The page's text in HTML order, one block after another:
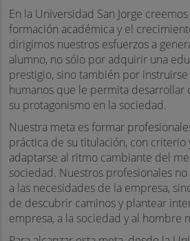
En la Universidad San Jorge
formación académica y el
dirigimos nuestros esfuerzos a
alumno, no sólo por adquirir una
prestigio, sino también por
humanos que le permita desarrollar
su protagonismo en la sociedad.
Nuestra meta es formar
práctica de su titulación, con
adaptarse al ritmo cambiante del
sociedad. Nuestros profesionales
a las necesidades de la empresa,
de descubrir caminos y plantear
empresa, a la sociedad y al hombre